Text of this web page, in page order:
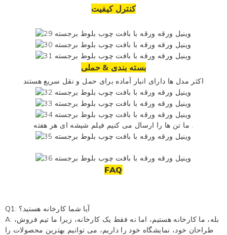
کنترل کیفیت
بسته بندی & حملی
اکثر مدل ها دارای انبار آماده برای حمل و نقل سریع هستند
ما تن ها را ارسال می کنیم فیلم شیشه ای هر هفته .
FAQ
Q1: آیا شما کارخانه هستید؟
A: بله، ما کارخانه هستیم، اما نه فقط یک کارخانه، زیرا ما تیم فروش،
طراحان خود، نمایشگاه خود را داریم، می توانیم بهترین محصولات را